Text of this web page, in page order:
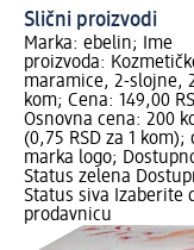
Slični proizvodi
Marka: ebelin; Ime
proizvoda:
maramice, 2-slojne,
kom; Cena: 149,00
Osnovna cena: 200
(0,75 RSD za 1 kom);
marka logo;
Status zelena
Status siva Izaberite
prodavnicu